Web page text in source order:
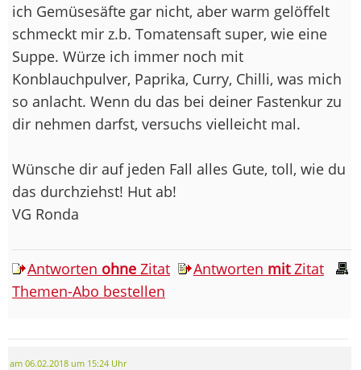
ich Gemüsesäfte gar nicht, aber warm gelöffelt
schmeckt mir z.b. Tomatensaft super, wie eine
Suppe. Würze ich immer noch mit
Konblauchpulver, Paprika, Curry, Chilli, was mich
so anlacht. Wenn du das bei deiner Fastenkur zu
dir nehmen darfst, versuchs vielleicht mal.
Wünsche dir auf jeden Fall alles Gute, toll, wie du
das durchziehst! Hut ab!
VG Ronda
Antworten ohne Zitat Antworten mitZitat
Themen-Abo bestellen
am 06.02.2018 um 15:24 Uhr